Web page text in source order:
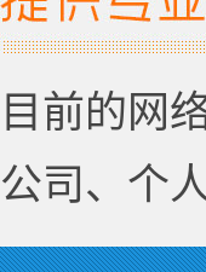
目前的网
公司、个